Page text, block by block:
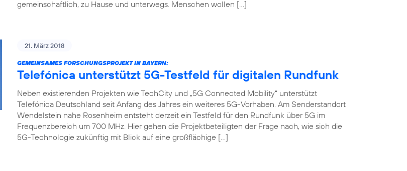
gemeinschaftlich, zu Hause und unterwegs. Menschen wollen […]
21. März 2018
GEMEINSAMES FORSCHUNGSPROJEKT IN BAYERN:
Telefónica unterstützt 5G-Testfeld für digitalen Rundfunk
Neben existierenden Projekten wie TechCity und „5G Connected Mobility“ unterstützt
Telefónica Deutschland seit Anfang des Jahres ein weiteres 5G-Vorhaben. Am Senderstandort
Wendelstein nahe Rosenheim entsteht derzeit ein Testfeld für den Rundfunk über 5G im
Frequenzbereich um 700 MHz. Hier gehen die Projektbeteiligten der Frage nach, wie sich die
5G-Technologie zukünftig mit Blick auf eine großflächige […]